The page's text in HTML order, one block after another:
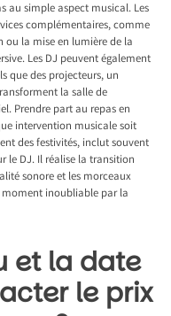
au simple aspect musical. Les
complémentaires, comme
la mise en lumière de la
Les DJ peuvent également
que des projecteurs, un
la salle de
Prendre part au repas en
intervention musicale soit
des festivités, inclut souvent
le DJ. Il réalise la transition
sonore et les morceaux
moment inoubliable par la
et la date
le prix